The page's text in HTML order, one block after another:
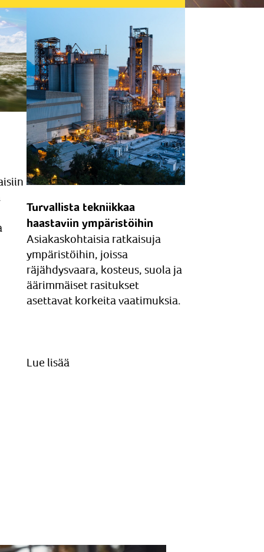
Turvallista tekniikkaa
haastaviin ympäristöihin
Asiakaskohtaisia ratkaisuja
ympäristöihin, joissa
räjähdysvaara, kosteus, suola ja
äärimmäiset rasitukset
asettavat korkeita vaatimuksia.
Lue lisää